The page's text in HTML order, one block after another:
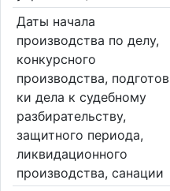
Даты начала
производства по делу,
конкурсного
производства, подготов
ки дела к судебному
разбирательству,
защитного периода,
ликвидационного
производства, санации